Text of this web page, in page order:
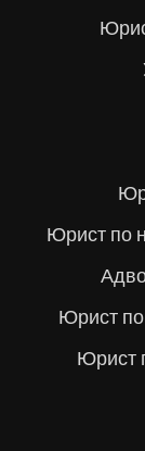
Юрист по
Юрист
Юрист